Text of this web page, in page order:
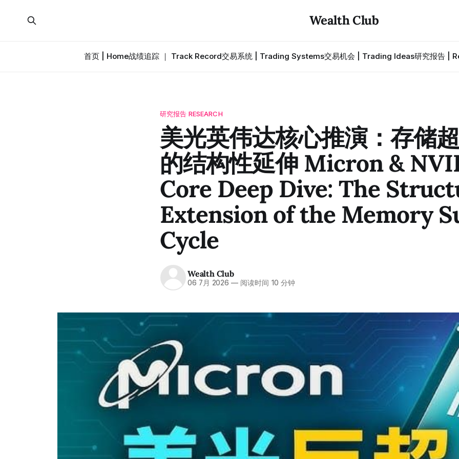
Wealth Club
首页 | Home战绩追踪 ｜ Track Record交易系统 | Trading Systems交易机会 | Trading Ideas研究报告 |
研究报告 RESEARCH
美光英伟达核心推演：存储
的结构性延伸 Micron &
Core Deep Dive: The
Extension of the Memory
Cycle
Wealth Club
06 7月 2026 — 阅读时间 10 分钟